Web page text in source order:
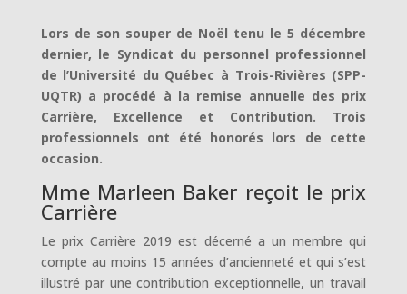
Lors de son souper de Noël tenu le 5 décembre
dernier, le Syndicat du personnel professionnel
de l’Université du Québec à Trois-Rivières (SPP-
UQTR) a procédé à la remise annuelle des prix
Carrière, Excellence et Contribution. Trois
professionnels ont été honorés lors de cette
occasion.
Mme Marleen Baker reçoit le prix
Carrière
Le prix Carrière 2019 est décerné a un membre qui
compte au moins 15 années d’ancienneté et qui s’est
illustré par une contribution exceptionnelle, un travail